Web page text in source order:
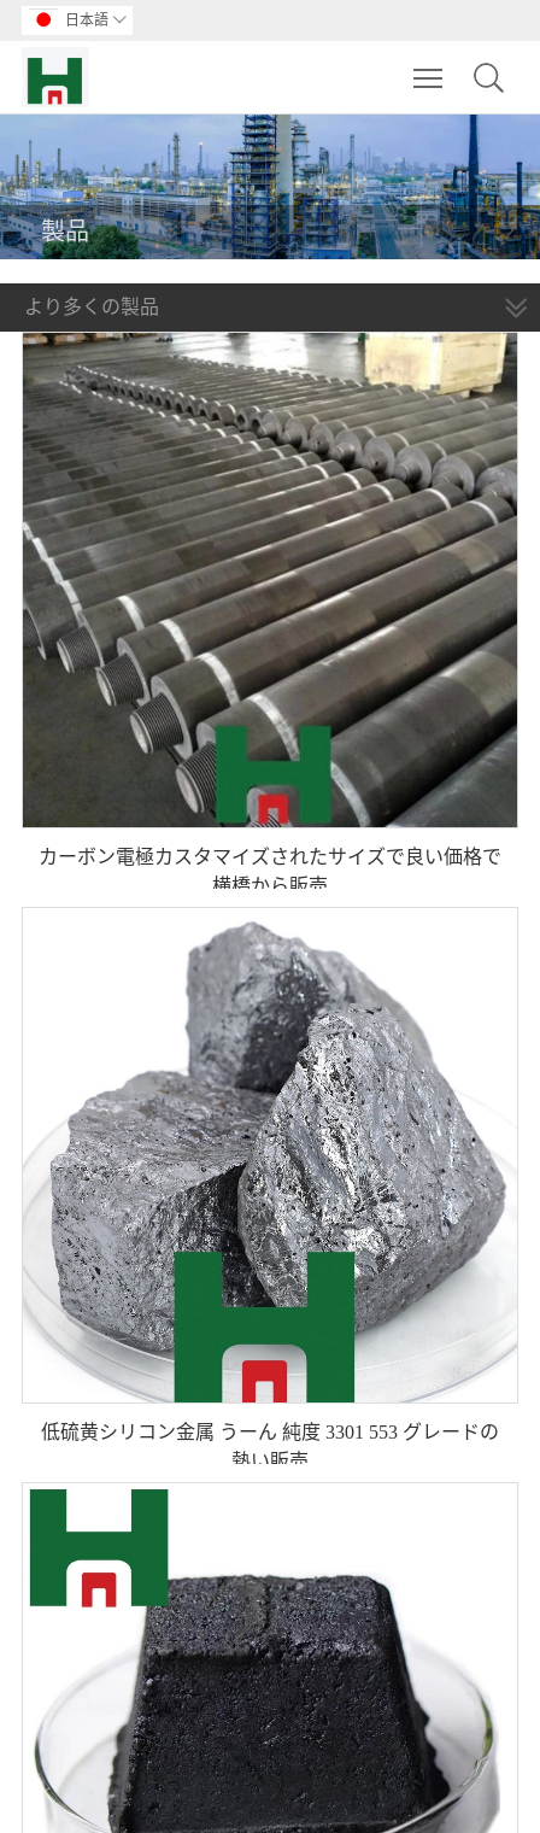
日本語 
Toggle
製品
より多くの製品
カーボン電極カスタマイズされたサイズで良い価格で
横橋から販売
低硫黄シリコン金属 うーん 純度 3301 553 グレードの
熱い販売